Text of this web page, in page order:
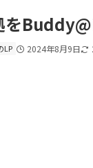
LP 2024年8月9日